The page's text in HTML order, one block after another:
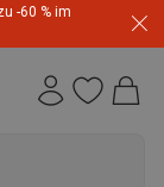
-60 % im